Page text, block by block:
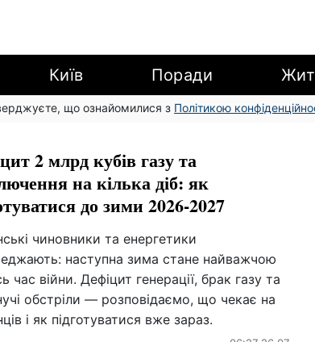
Київ Поради
що ознайомилися з Політикою
2 млрд кубів газу та
на кілька діб: як
до зими 2026-2027
чиновники та енергетики
наступна зима стане найважчою
час війни. Дефіцит генерації, брак газу та
обстріли — розповідаємо, що чекає на
і як підготуватися вже зараз.